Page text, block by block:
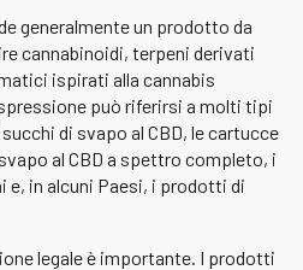
generalmente un prodotto da
cannabinoidi, terpeni derivati
ispirati alla cannabis
può riferirsi a molti tipi
di svapo al CBD, le cartucce
al CBD a spettro completo, i
in alcuni Paesi, i prodotti di
legale è importante. I prodotti